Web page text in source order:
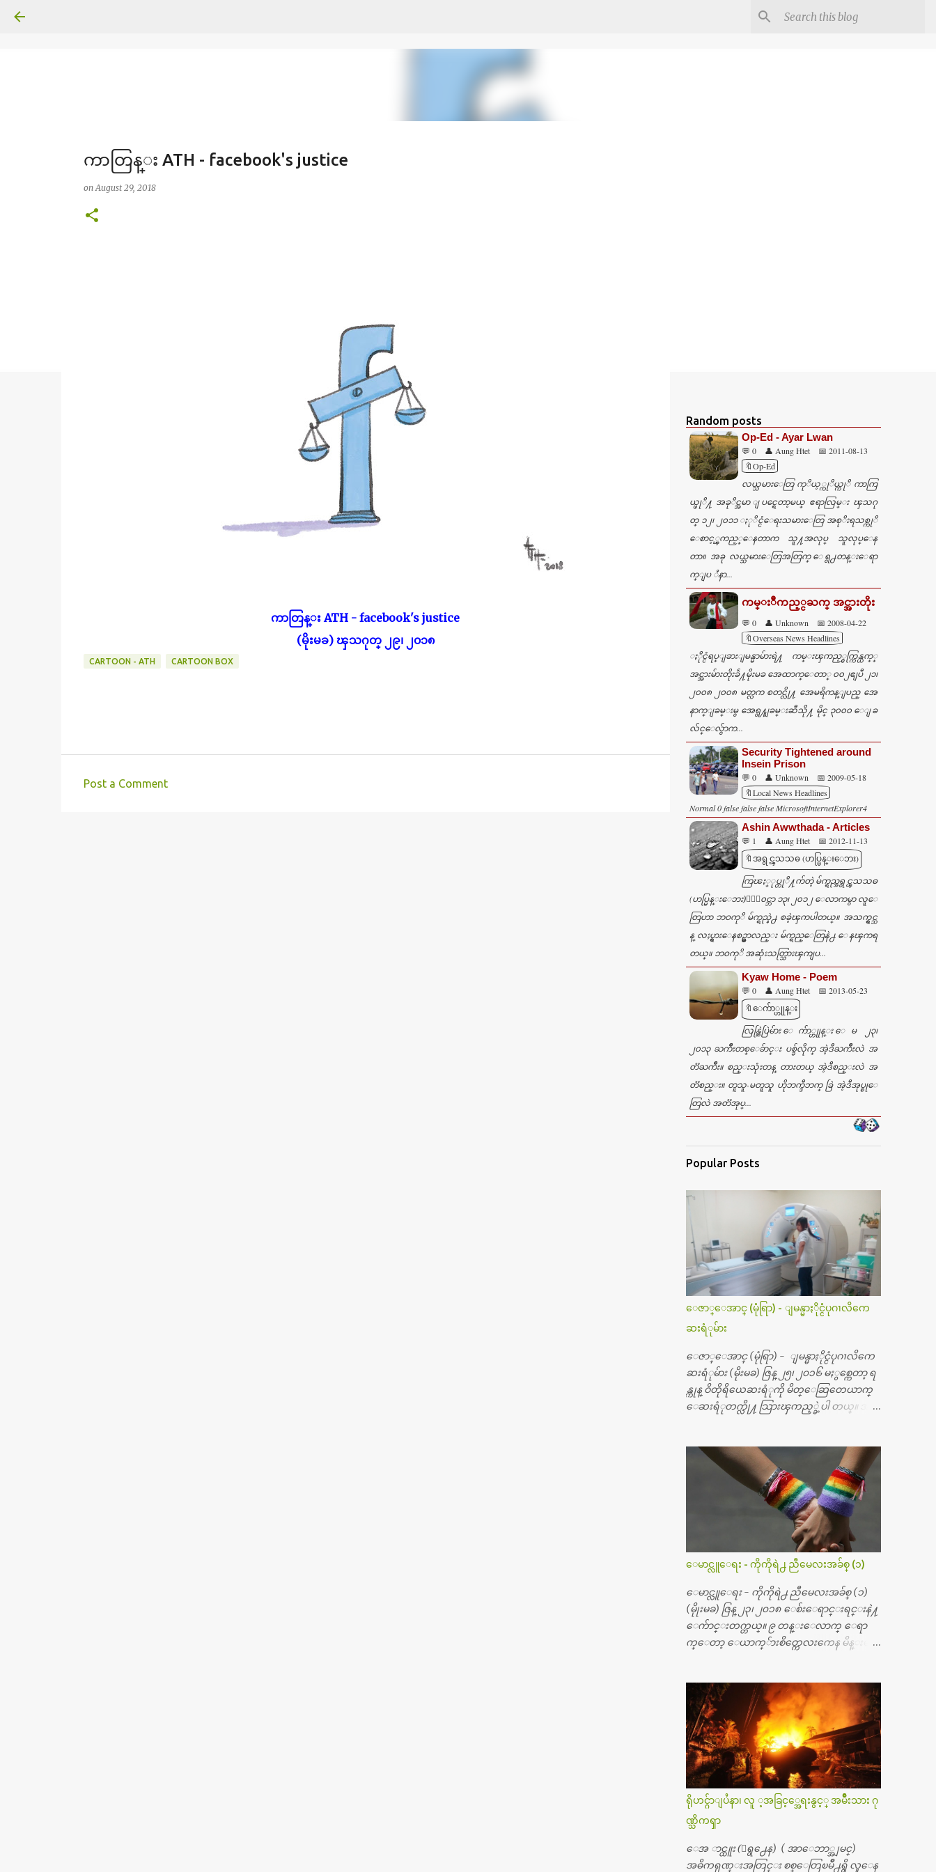
ကာတြန္း ATH - facebook's justice
onAugust 29, 2018
ကာတြန္း ATH - facebook's justice
(မိုးမခ) ၾသဂုတ္ ၂၉၊ ၂၀၁၈
CARTOON - ATH CARTOON BOX
Post a Comment
Random posts
Op-Ed - Ayar Lwan
💬 0 👤 Aung Htet
📅 2011-08-13
🔖Op-Ed
လယ္သမားေတြ ကုိယ့္ကုိယ္ကုိ ကာကြ
ယ္ဖုိ႔ အခုိင္အမာ ျပင္ရေတာ့မယ္ ဧရာလြမ္း ၾသဂု
တ္ ၁၂၊ ၂၀၁၁ ႏုိင္ငံေရးသမားေတြ အစုိးရသစ္ကုိ
ေစာင့္ၾကည့္ေနတာက သူ႔အလုပ္ သူလုပ္ေန
တာ။ အခု လယ္သမားေတြအတြက္ ေရွ႕တန္းေရာ
က္ျပ ႆနာ...
ကမ္းဳကည့္ငႀက္ အင္အားတိုး
💬 0 👤 Unknown
📅 2008-04-22
🔖Overseas News Headlines
ႏိုင္ငံရပ္ျခားျမန္မာမ်ားရဲ႔ ကမ္းၾကည့္ငွက္ကြန္ယက္္
အင္အားမ်ားတိုးခ်ဲ႔မိုးမခ အေထာက္ေတာ္ ၀၀၂ဧျပီ ၂၁၊
၂၀၀၈ ၂၀၀၈ မတ္လက စတင္လို႔ အေမရိကန္ျပည္ အေ
နာက္ျခမ္းမွ အေရွ႔ျခမ္းဆီသို႔ မိုင္ ၃၀၀၀ ေျခ
လ်င္ေလွ်ာက...
Security Tightened around
Insein Prison
💬 0 👤 Unknown
📅 2009-05-18
🔖Local News Headlines
Normal 0 false false false MicrosoftInternetExplorer4
Ashin Awwthada - Articles
💬 1 👤 Aung Htet
📅 2012-11-13
🔖အရွင္ၾသသဓ (ဟပ္မြန္းေဘး)
ကြၽႏ္ုပ္တုိ႔က်တဲ့ မ်က္ရည္အရွင္ၾသသဓ
(ဟပ္မြန္းေဘး)ႏုိ၀င္ဘာ ၁၃၊ ၂၀၁၂ ေလာကမွာ လူေ
တြဟာ ဘဝကုိ မ်က္ရည္နဲ႕ စခဲ့ၾကပါတယ္။ အသက္ရွင္သ
န္ လႈပ္ရွားေနစဥ္မွာလည္း မ်က္ရည္ေတြနဲ႕ ေနၾကရ
တယ္။ ဘဝကုိ အဆုံးသတ္သြားၾကျပ...
Kyaw Home - Poem
💬 0 👤 Aung Htet
📅 2013-05-23
🔖ေက်ာ္ဟုုန္း
လြန္ဆြဲပြဲမ်ား ေက်ာ္ဟုုန္း ေမ ၂၃၊
၂၀၁၃ ႀကိဳးတစ္ေခ်ာင္း ပစ္ခ်လိုက္ အဲ့ဒီႀကိဳးလဲ အ
တၱႀကိဳး။ စည္းသုံးတန္ တားတယ္ အဲ့ဒီစည္းလဲ အ
တၱစည္း။ တူသူ-မတူသူ ဟိုဘက္ဒီဘက္ ခြဲ အဲ့ဒီအုပ္စုေ
တြလဲ အတၱအုပ္...
Popular Posts
ေဇာ္ေအာင္ (မုံရြာ) - ျမန္မာႏိုင္ငံပုဂၢလိကေ
ဆးရံုမ်ား
ေဇာ္ေအာင္ (မုံရြာ) - ျမန္မာႏိုင္ငံပုဂၢလိကေ
ဆးရံုမ်ား (မိုးမခ) ဇြန္ ၂၅၊ ၂၀၁၆ မႏွစ္ကေတာ့ ရ
န္ကုန္ ဝိတိုရိယေဆးရံုကို မိတ္ေဆြတေယာက္
ေဆးရံုတက္လို႔ သြားၾကည့္ခဲ့ပါ တယ္။ အရ
မ္းသြားလို႔ အရိုးအစားထိုးကုသျခင္း လုပ္ပါ
တယ္။ အရိုးအထူးကု ဆရာဝန္က ဝိတိုရိယေဟာ္တ
ယ္လိုအခန္းမွာ တရက္ က်ပ္ ၃ ေသာင္းနဲ႔ေနေ
စၿပီး၊ အာရွေတာ္ဝင္ခြဲစိတ္ခန္းကို ငွားရမ္းခြဲစိ
တ္ အရိုးအစားထိုးကုပါတယ္။ ေဆးစစ္၊ေဆး
ဝယ္၊ ခြဲစိတ္ကု၊ အရိုးအစားထိုးပစၥည္း စတဲ့စရိ
တ္ေတြနဲ႔ေဆးရံုမွာ ၂ ပတ္ေနထိုင္စရိတ္ သိ
န္း ၇၀ ေလာက္ ကုန္သြားပါတယ္။ သူငယ္ခ်င္းျ
ဖစ္သူကို လာေတြ႔ရင္း ဟိုတယ္လို သန္႔ရွင္း
သပ္ရပ္တဲ့ ဝိတိုရိယေဆးရံုမွာ စီတီစကင္ နဲ႔ အမ္အာ
အိုင္1 စက္ခန္းကိုေတြ႔လို႔ေမးၾကည့္ေ
တာ့ တခါစမ္းရင္ က်ပ္တသိန္းေက်ာ္ က်သင့္တ
ကီးေတြနဲ႔ စမ္းသပ္ရပါတယ္။ ခႏၱာကိုယ္အစိတ္ပို
င္း ကလီစာေတြကိုၾကည့္ရႈတဲ့ အာလထ
ရာေဆာင္း2 စက္ေတြကေတာ့ ေစ်းသိပ္မႀ
ကီးလို႔ ျမန္မာျပည္ေဆးရံုတိုင္းရွိပါတယ္။
တစ္ခါစမ္းရင္ က်ပ္တစ္ေသာင္းေလာက္ က်သ
င့္ပါတယ္။ စာေရးသူ လြန္ခဲ့တဲ့ (၂)...
ေမာင္လူေရး - ကိုကိုရဲ႕ ညီမေလးအခ်စ္ (၁)
ေမာင္လူေရး - ကိုကိုရဲ႕ ညီမေလးအခ်စ္ (၁)
(မိုုးမခ) ဇြန္ ၂၃၊ ၂၀၁၈ ေစ်းေရာင္းရင္းနဲ႔
ေက်ာင္းတက္တယ္။ ၉ တန္းေလာက္ ေရာ
က္ေတာ့ ေယာက္်ားစိတ္ကေလးကေန မိန္းမစိ
တာေပါ့။ မိန္းကေလး အေပါင္းအသင္းလ
ည္း မ်ားတယ္။ ငယ္ငယ္တုန္းကေတာ့ အမေတြနဲ႔
ေနတာဆုိေတာ့ သနပ္ခါးေလးေတြ လိမ္း
တယ္။ ပန္းပန္တယ္။ မိန္းကေလး အဝတ္အစားေ
တြကိုလည္း ခုိးဝတ္တယ္။ မိန္းမစိတ္ရွိေတာ့
ရွိေပမယ့္ ကိုယ့္ကိုယ္ကို မိန္းမစိတ္ေပါက္မွန္း
သိတာက ၉ တန္း၊ ၁၀ တန္းေလာက္ကမွ။ ညီအ
စ္ကို ေမာင္နွမ အားလံုး ၆ ေယာက္ရွိတယ္။ အစ္ကို ၃
ေယာက္၊ အစ္မ ႏွစ္ေယာက္။ အစ္ကိုေတြက
လည္း သူ႔ အေပါင္းအသင္းနဲ႔ သူဆိုေ
တာ့ အမေတြနဲ႔ဘဲ ေပါင္းတယ္။ ျပီးေတာ့
ရိုဟင္ဂ်ာျပႆနာ၊ လူ ့အခြင့္အေရးနွင့္ အမ်ိဳးသား ဂု
ဏ္သိကၡာ
ေအ ာင္ထူး (ေရွ႕ေန) ( အာေဘာ္အျမင္)
အဓိကရုဏ္းအတြင္း စစ္ေတြၿမိဳ႕ရွိ လူေန